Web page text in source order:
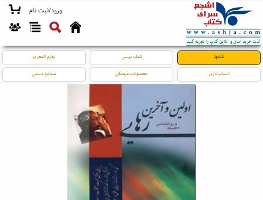
ورود/ثبت نام
کتابها کمک درسی لوازم التحریر
اسباب بازی محصولات فرهنگی صنایع دستی